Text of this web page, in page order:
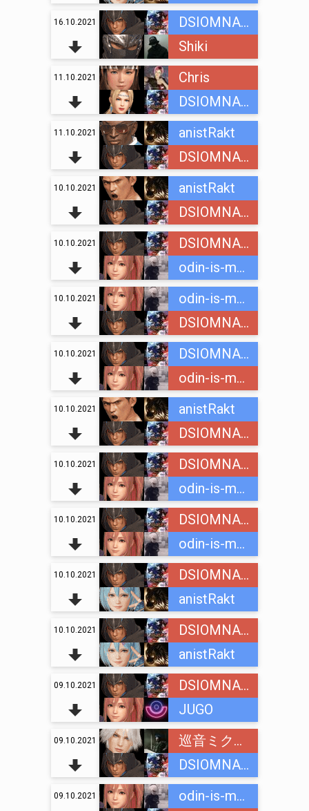
16.10.2021
DSIOMNAINC
Shiki
11.10.2021
Chris
DSIOMNAINC
11.10.2021
anistRakt
DSIOMNAINC
10.10.2021
anistRakt
DSIOMNAINC
10.10.2021
DSIOMNAINC
odin-is-mnogih
10.10.2021
odin-is-mnogih
DSIOMNAINC
10.10.2021
DSIOMNAINC
odin-is-mnogih
10.10.2021
anistRakt
DSIOMNAINC
10.10.2021
DSIOMNAINC
odin-is-mnogih
10.10.2021
DSIOMNAINC
odin-is-mnogih
10.10.2021
DSIOMNAINC
anistRakt
10.10.2021
DSIOMNAINC
anistRakt
09.10.2021
DSIOMNAINC
JUGO
09.10.2021
巡音ミクオ (Megurine Mikuo)
DSIOMNAINC
09.10.2021
odin-is-mnogih